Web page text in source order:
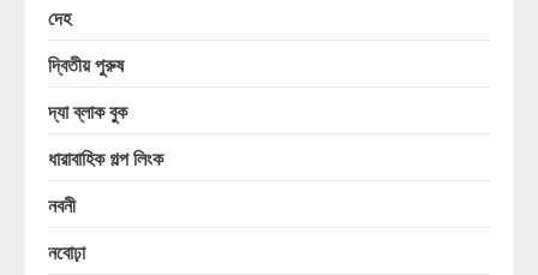
দেহ
দ্বিতীয় পুরুষ
দ্যা ব্লাক বুক
ধারাবাহিক গল্প লিংক
নবনী
নবোঢ়া